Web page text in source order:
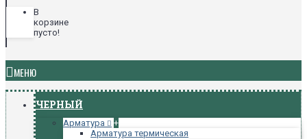
В
корзине
пусто!
МЕНЮ
ЧЕРНЫЙ
Арматура
+
Арматура термическая